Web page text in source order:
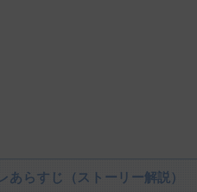
らすじ（ストーリー解説）